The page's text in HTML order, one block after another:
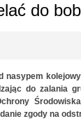
do
nasypem
do zalania
zgody na